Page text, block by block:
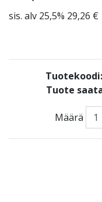
sis. alv 25,5% 29,26 €
Tuotekoodi:
Tuote
Määrä